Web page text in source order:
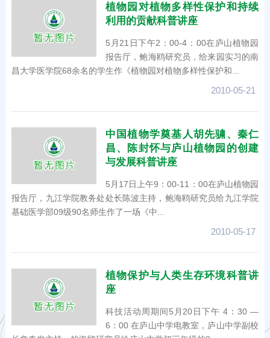
植物园对植物多样性保护和持续
利用的贡献科普讲座
5月21日下午2：00-4：00在庐山植物园
报告厅，鲍海鸥研究员，给来园实习的南
昌大学医学院68余名的学生作《植物园对植物多样性保护和...
2010-05-21
中国植物学奠基人胡先骕、秦仁
昌、陈封怀与庐山植物园的创建
与发展科普讲座
5月17日上午9：00-11：00在庐山植物园
报告厅，九江学院教务处处长陈波主持，鲍海鸥研究员给九江学院
基础医学部09级90名师生作了一场《中...
2010-05-17
植物保护与人类生存环境科普讲
座
科技活动周期间5月20日下午 4：30 —
6：00 在庐山中学电教室，庐山中学副校